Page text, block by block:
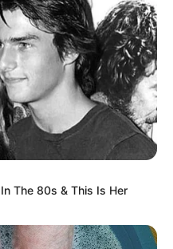
de Saúde e de
da Comissão de Finanças
redução da jornada de
a maior entrega de
The 80s & This Is Her